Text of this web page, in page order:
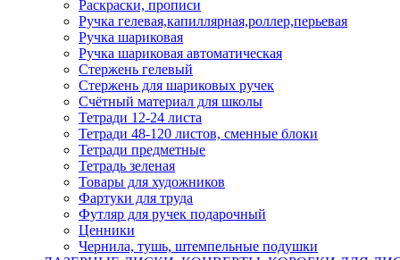
Раскраски, прописи
Ручка гелевая,капиллярная,роллер,перьевая
Ручка шариковая
Ручка шариковая автоматическая
Стержень гелевый
Стержень для шариковых ручек
Счётный материал для школы
Тетради 12-24 листа
Тетради 48-120 листов, сменные блоки
Тетради предметные
Тетрадь зеленая
Товары для художников
Фартуки для труда
Футляр для ручек подарочный
Ценники
Чернила, тушь, штемпельные подушки